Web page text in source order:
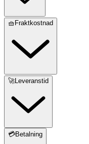
🧺Fraktkostnad
🚀Leveranstid
💳Betalning